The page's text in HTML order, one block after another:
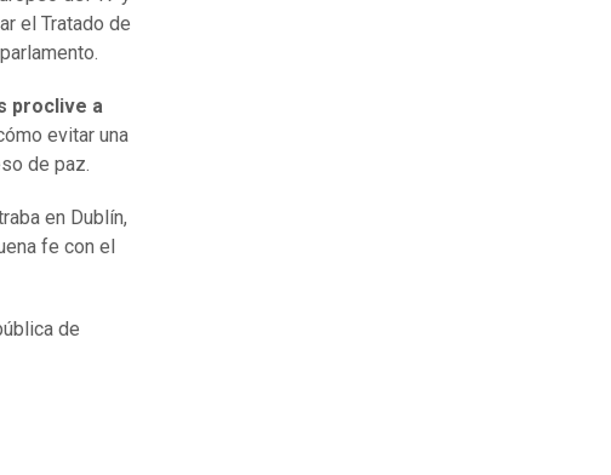
el Tratado de
proclive a
evitar una
de paz.
en Dublín,
fe con el
de